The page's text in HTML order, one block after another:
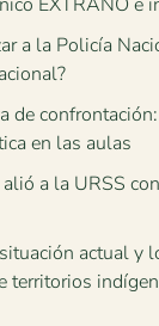
a la Policía
de
en las aulas
a la URSS
actual y
territorios